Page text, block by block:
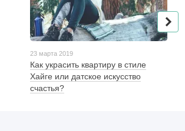
23 марта 2019
​​​​​​​Как украсить квартиру в стиле
Хайге или датское искусство
счастья?